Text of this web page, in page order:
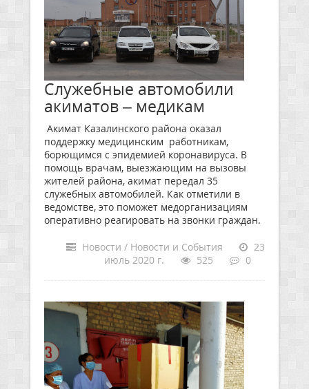
Служебные автомобили
акиматов – медикам
Акимат Казалинского района оказал
поддержку медицинским работникам,
борющимся с эпидемией коронавируса. В
помощь врачам, выезжающим на вызовы
жителей района, акимат передал 35
служебных автомобилей. Как отметили в
ведомстве, это поможет медорганизациям
оперативно реагировать на звонки граждан.
Новости / Новости и События
23
июль 2020 г.
525 0